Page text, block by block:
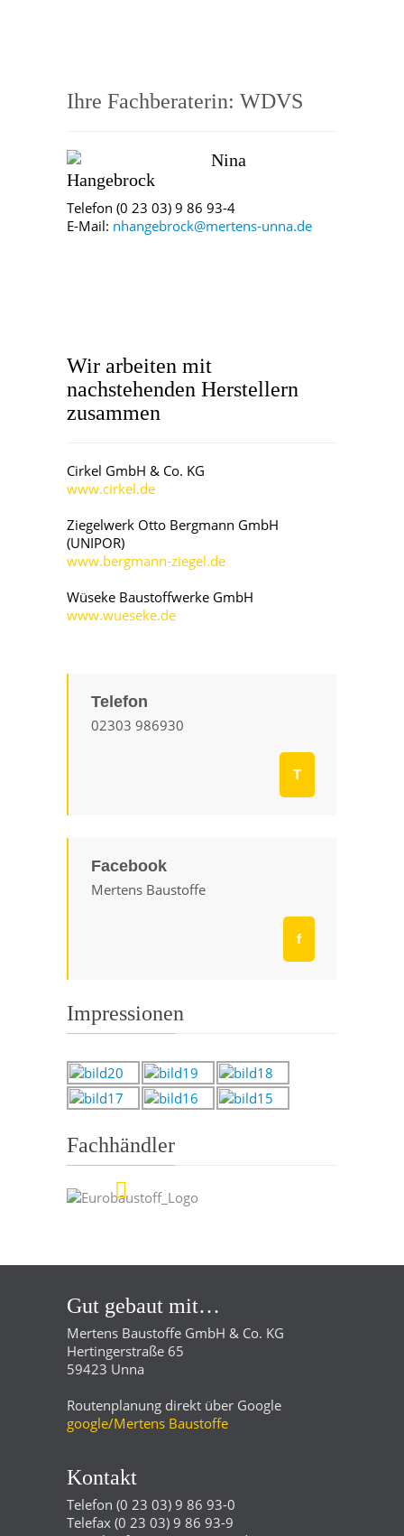
Ihre Fachberaterin: WDVS
Nina
Hangebrock
Telefon (0 23 03) 9 86 93-4
E-Mail: nhangebrock@mertens-unna.de
Wir arbeiten mit
nachstehenden Herstellern
zusammen
Cirkel GmbH & Co. KG
www.cirkel.de
Ziegelwerk Otto Bergmann GmbH
(UNIPOR)
www.bergmann-ziegel.de
Wüseke Baustoffwerke GmbH
www.wueseke.de
Telefon
02303 986930
T
Facebook
Mertens Baustoffe
f
Impressionen
Fachhändler
Gut gebaut mit…
Mertens Baustoffe GmbH & Co. KG
Hertingerstraße 65
59423 Unna
Routenplanung direkt über Google
google/Mertens Baustoffe
Kontakt
Telefon (0 23 03) 9 86 93-0
Telefax (0 23 03) 9 86 93-9